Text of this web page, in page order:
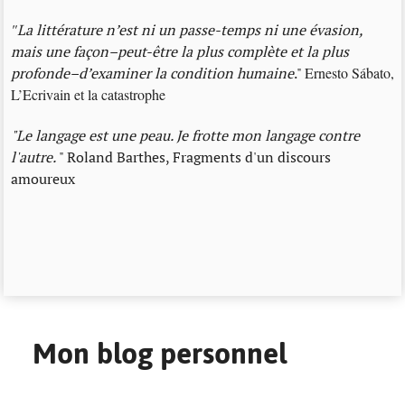
"La littérature n’est ni un passe-temps ni une évasion,
mais une façon–peut-être la plus complète et la plus
profonde–d’examiner la condition humaine."Ernesto Sábato,
L’Ecrivain et la catastrophe
"Le langage est une peau. Je frotte mon langage contre
l'autre." Roland Barthes, Fragments d'un discours
amoureux
Mon blog personnel